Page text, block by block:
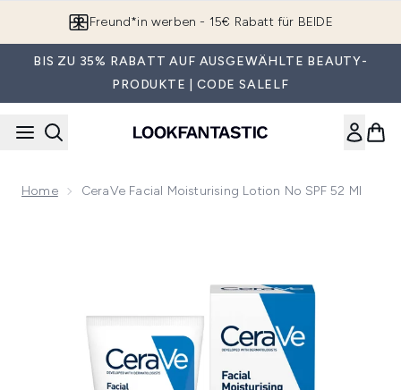
Freund*in werben - 15€ Rabatt für BEIDE
BIS ZU 35% RABATT AUF AUSGEWÄHLTE BEAUTY-
PRODUKTE | CODE SALELF
Home CeraVe Facial Moisturising Lotion No SPF 52 Ml